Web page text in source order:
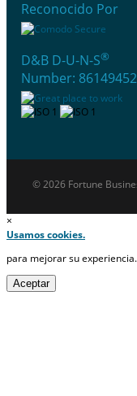
Reconocido Por
D&B D-U-N-S®
Number:
© 2026 Fortune
×
Usamos cookies.
para mejorar su experiencia.
Aceptar